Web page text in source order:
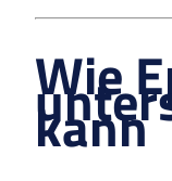
Wie
kann